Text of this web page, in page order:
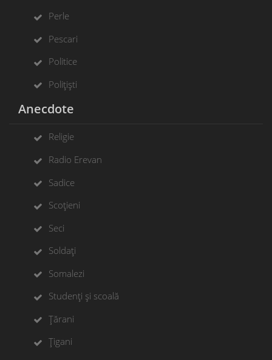
Perle
Pescari
Politice
Polițiști
Anecdote
Religie
Radio Erevan
Sadice
Scoțieni
Seci
Soldați
Somalezi
Studenți și scoală
Țărani
Țigani